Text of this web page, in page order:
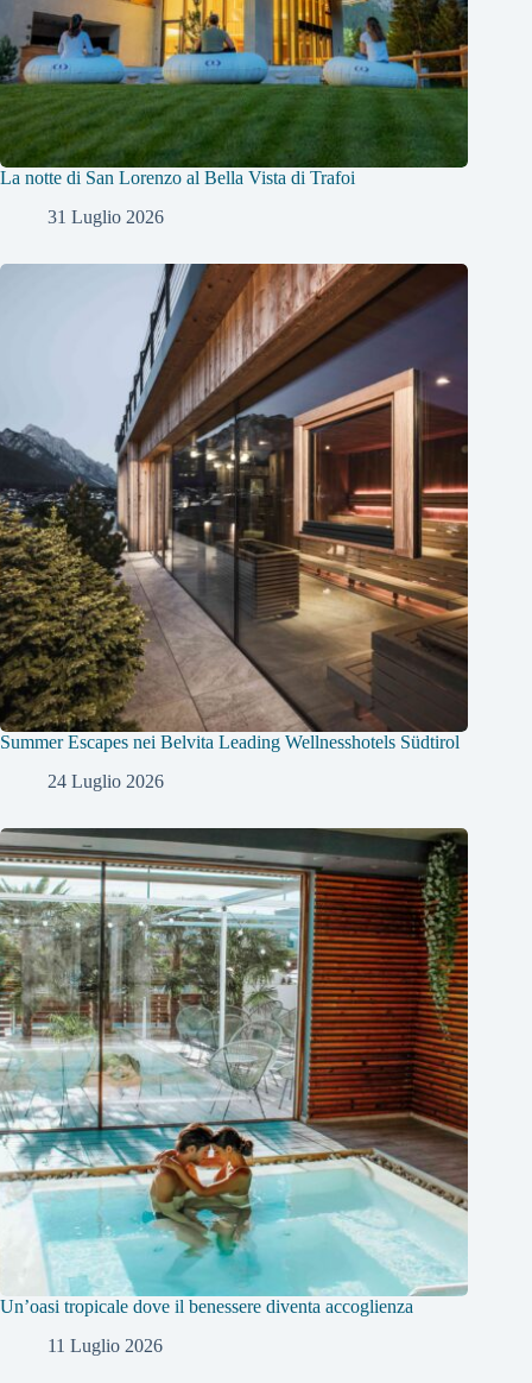
La notte di San Lorenzo al Bella Vista di Trafoi
31 Luglio 2026
Summer Escapes nei Belvita Leading Wellnesshotels Südtirol
24 Luglio 2026
Un’oasi tropicale dove il benessere diventa accoglienza
11 Luglio 2026